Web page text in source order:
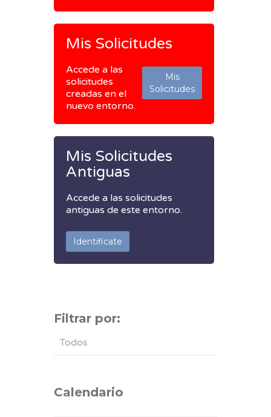
Mis Solicitudes
Accede a las
solicitudes
creadas en el
nuevo entorno.
Mis
Solicitudes
Mis Solicitudes
Antiguas
Accede a las solicitudes
antiguas de este entorno.
Identificate
Filtrar por:
Todos
Calendario